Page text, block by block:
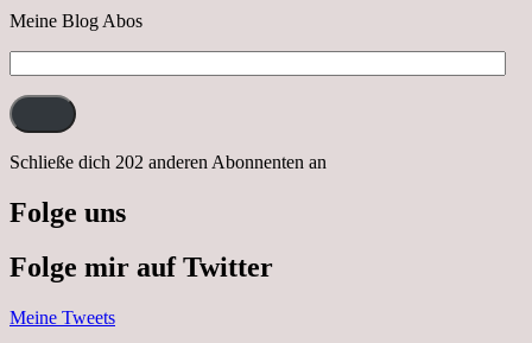
Meine Blog Abos
Mail-
Adresse:
Schließe dich 202 anderen Abonnenten an
Folge uns
Folge mir auf Twitter
Meine Tweets